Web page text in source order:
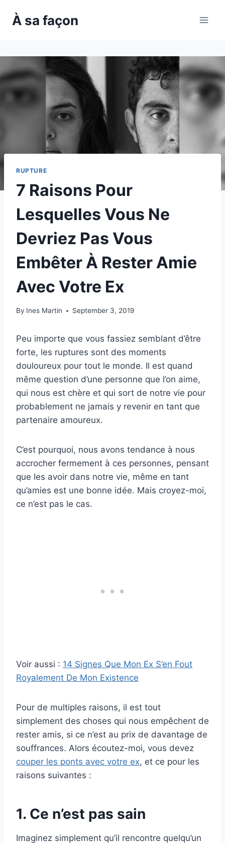
À sa façon
RUPTURE
7 Raisons Pour
Lesquelles Vous Ne
Devriez Pas Vous
Embêter À Rester Amie
Avec Votre Ex
By Ines Martin September 3, 2019
Peu importe que vous fassiez semblant d’être
forte, les ruptures sont des moments
douloureux pour tout le monde. Il est quand
même question d’une personne que l’on aime,
qui nous est chère et qui sort de notre vie pour
probablement ne jamais y revenir en tant que
partenaire amoureux.
C’est pourquoi, nous avons tendance à nous
accrocher fermement à ces personnes, pensant
que les avoir dans notre vie, même en tant
qu’amies est une bonne idée. Mais croyez-moi,
ce n’est pas le cas.
Voir aussi : 14 Signes Que Mon Ex S’en Fout
Royalement De Mon Existence
Pour de multiples raisons, il est tout
simplement des choses qui nous empêchent de
rester amis, si ce n’est au prix de davantage de
souffrances. Alors écoutez-moi, vous devez
couper les ponts avec votre ex, et ce pour les
raisons suivantes :
1. Ce n’est pas sain
Imaginez simplement qu’il rencontre quelqu’un